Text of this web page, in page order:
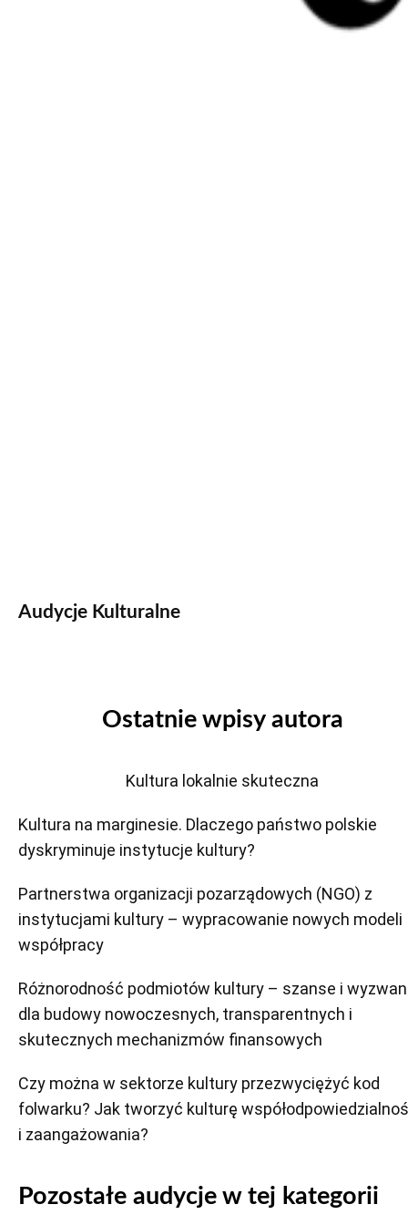
Audycje Kulturalne
Ostatnie wpisy autora
Kultura lokalnie skuteczna
Kultura na marginesie. Dlaczego państwo polskie
dyskryminuje instytucje kultury?
Partnerstwa organizacji pozarządowych (NGO) z
instytucjami kultury – wypracowanie nowych modeli
współpracy
Różnorodność podmiotów kultury – szanse i
dla budowy nowoczesnych, transparentnych i
skutecznych mechanizmów finansowych
Czy można w sektorze kultury przezwyciężyć kod
folwarku? Jak tworzyć kulturę
i zaangażowania?
Pozostałe audycje w tej kategorii